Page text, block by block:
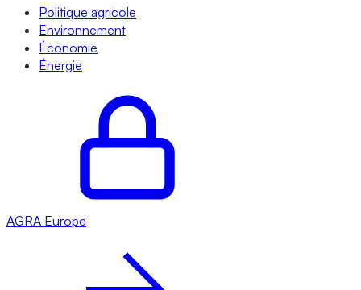
Politique agricole
Environnement
Économie
Énergie
AGRA Europe